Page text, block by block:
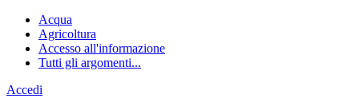
Acqua
Agricoltura
Accesso all'informazione
Tutti gli argomenti...
Accedi